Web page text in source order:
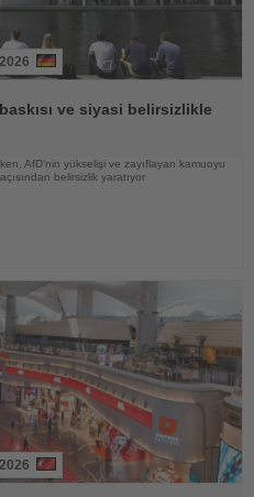
ve siyasi belirsizlikle
AfD'nin yükselişi ve zayıflayan kamuoyu
belirsizlik yaratıyor